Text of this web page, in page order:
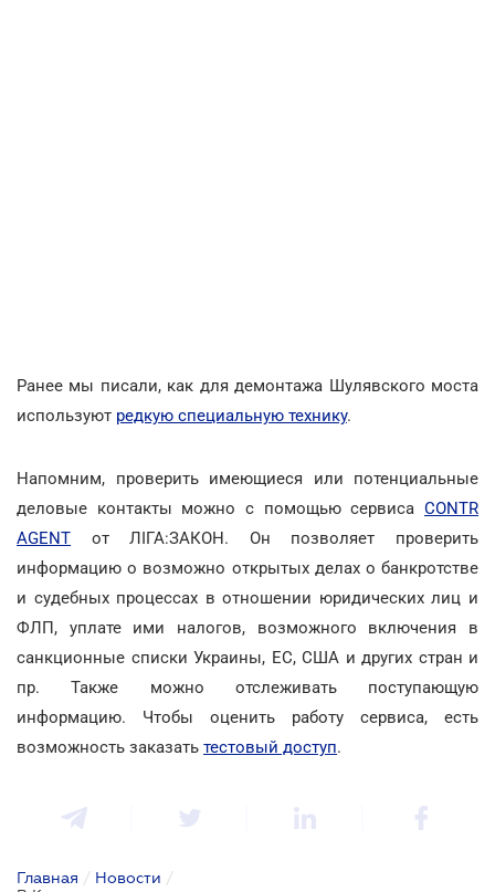
Ранее мы писали, как для демонтажа Шулявского моста
используют редкую специальную технику.
Напомним, проверить имеющиеся или потенциальные
деловые контакты можно с помощью сервиса CONTR
AGENT от ЛІГА:ЗАКОН. Он позволяет проверить
информацию о возможно открытых делах о банкротстве
и судебных процессах в отношении юридических лиц и
ФЛП, уплате ими налогов, возможного включения в
санкционные списки Украины, ЕС, США и других стран и
пр. Также можно отслеживать поступающую
информацию. Чтобы оценить работу сервиса, есть
возможность заказать тестовый доступ.
Главная / Новости /